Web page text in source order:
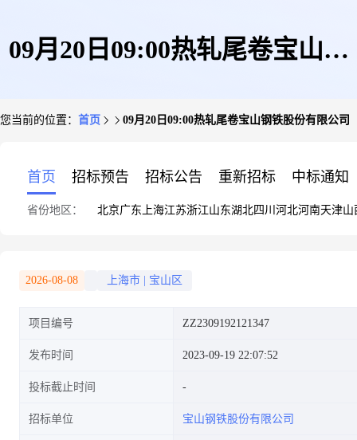
09月20日09:00热轧尾卷宝山钢
您当前的位置： 首页 09月20日09:00热轧尾卷宝山钢铁股份有限公司
首页 招标预告 招标公告 重新招标 中标通知
省份地区： 北京广东 上海江苏浙江山东湖北四川 河北河南天津山
2026-08-08 上海市 宝山区
项目编号 ZZ2309192121347
发布时间 2023-09-19 22:07:52
投标截止时间
招标单位 宝山钢铁股份有限公司